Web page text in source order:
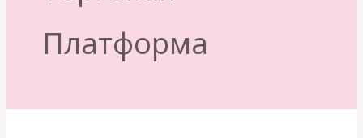
Платформа